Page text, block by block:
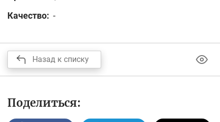
Качество: -
Назад к списку
Поделиться: